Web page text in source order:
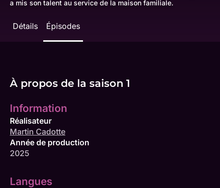
a mis son talent au service de la maison familiale.
Détails Épisodes
À propos de la saison 1
Information
Réalisateur
Martin Cadotte
Année de production
2025
Langues